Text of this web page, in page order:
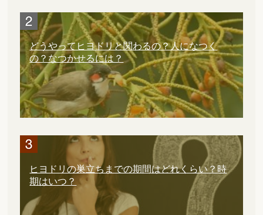
どうやってヒヨドリと関わるの？人になつく
の？なつかせるには？
ヒヨドリの巣立ちまでの期間はどれくらい？時
期はいつ？